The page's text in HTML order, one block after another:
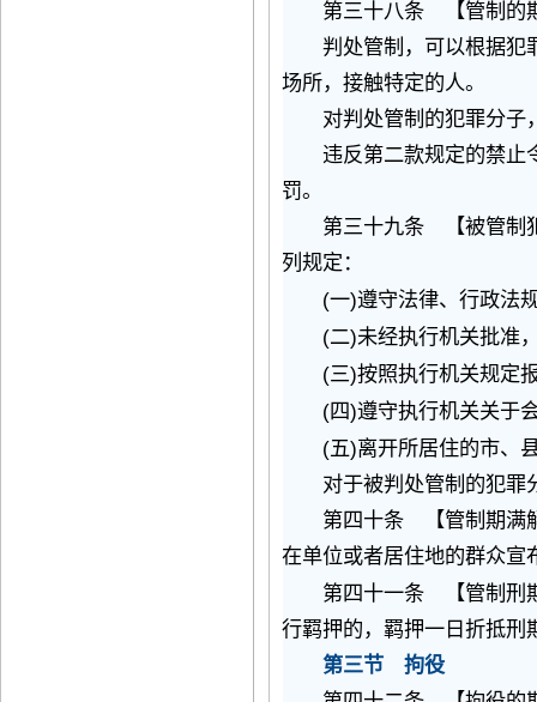
第三十八条 【管制的
判处管制，可以根据犯罪
场所，接触特定的人。
对判处管制的犯罪分子
违反第二款规定的禁止令
罚。
第三十九条 【被管制犯
列规定：
(一)遵守法律、行政法
(二)未经执行机关批准
(三)按照执行机关规定
(四)遵守执行机关关于
(五)离开所居住的市、
对于被判处管制的犯罪
第四十条 【管制期满解
在单位或者居住地的群众宣
第四十一条 【管制刑期
行羁押的，羁押一日折抵刑
第三节 拘役